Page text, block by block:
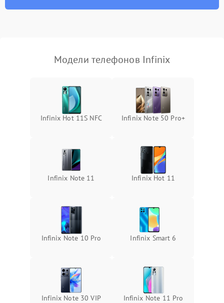
Модели телефонов Infinix
Infinix Hot 11S NFC Infinix Note 50 Pro+
Infinix Note 11 Infinix Hot 11
Infinix Note 10 Pro Infinix Smart 6
Infinix Note 30 VIP Infinix Note 11 Pro